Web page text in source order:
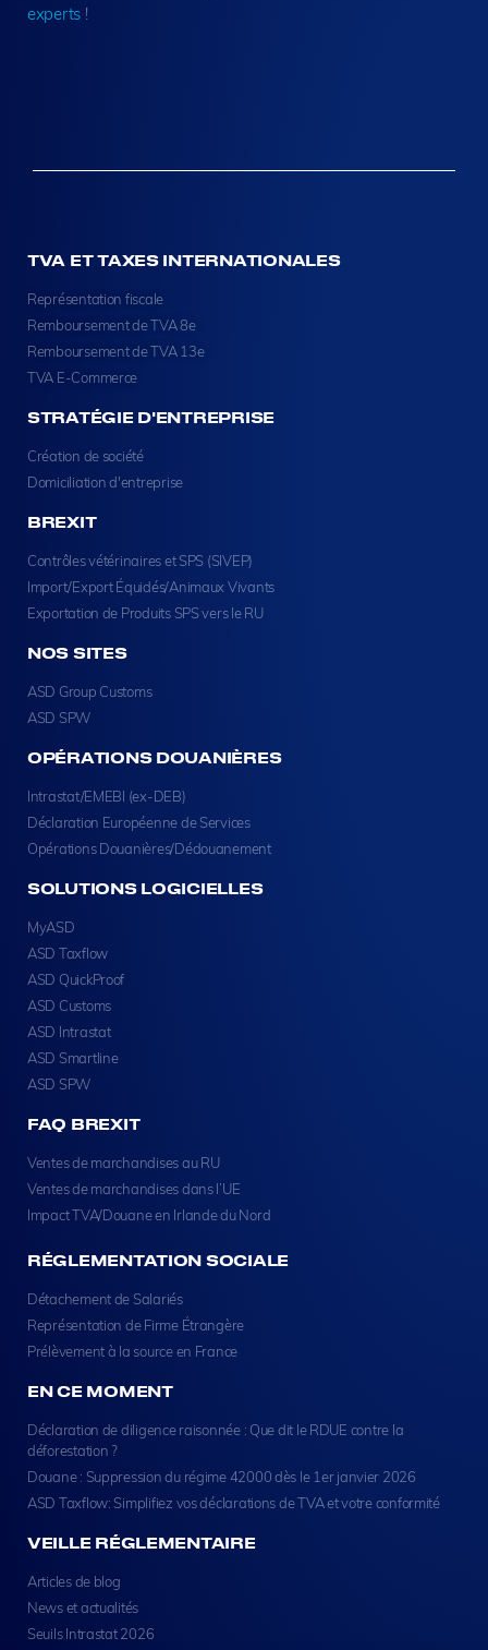
experts !
TVA ET TAXES INTERNATIONALES
Représentation fiscale
Remboursement de TVA 8e
Remboursement de TVA 13e
TVA E-Commerce
STRATÉGIE D'ENTREPRISE
Création de société
Domiciliation d'entreprise
BREXIT
Contrôles vétérinaires et SPS (SIVEP)
Import/Export Équidés/Animaux Vivants
Exportation de Produits SPS vers le RU
NOS SITES
ASD Group Customs
ASD SPW
OPÉRATIONS DOUANIÈRES
Intrastat/EMEBI (ex-DEB)
Déclaration Européenne de Services
Opérations Douanières/Dédouanement
SOLUTIONS LOGICIELLES
MyASD
ASD Taxflow
ASD QuickProof
ASD Customs
ASD Intrastat
ASD Smartline
ASD SPW
FAQ BREXIT
Ventes de marchandises au RU
Ventes de marchandises dans l’UE
Impact TVA/Douane en Irlande du Nord
RÉGLEMENTATION SOCIALE
Détachement de Salariés
Représentation de Firme Étrangère
Prélèvement à la source en France
EN CE MOMENT
Déclaration de diligence raisonnée : Que dit le RDUE contre la
déforestation ?
Douane : Suppression du régime 42000 dès le 1er janvier 2026
ASD Taxflow: Simplifiez vos déclarations de TVA et votre conformité
VEILLE RÉGLEMENTAIRE
Articles de blog
News et actualités
Seuils Intrastat 2026